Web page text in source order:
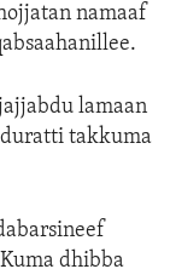
namaaf
lamaan
takkuma
dhibba